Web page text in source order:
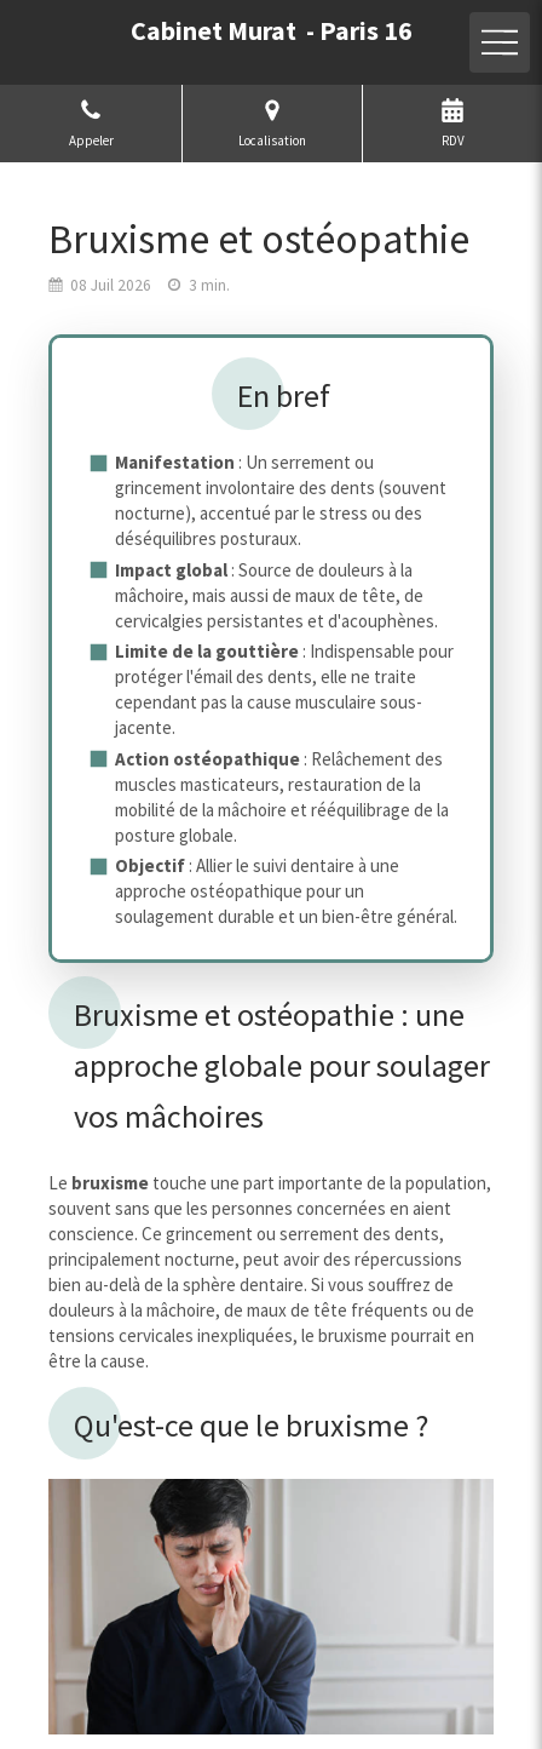
Cabinet Murat - Paris 16
Appeler Localisation RDV
Bruxisme et ostéopathie
08 Juil 2026 3 min.
En bref
Manifestation : Un serrement ou
grincement involontaire des dents (souvent
nocturne), accentué par le stress ou des
déséquilibres posturaux.
Impact global : Source de douleurs à la
mâchoire, mais aussi de maux de tête, de
cervicalgies persistantes et d'acouphènes.
Limite de la gouttière : Indispensable pour
protéger l'émail des dents, elle ne traite
cependant pas la cause musculaire sous-
jacente.
Action ostéopathique : Relâchement des
muscles masticateurs, restauration de la
mobilité de la mâchoire et rééquilibrage de la
posture globale.
Objectif : Allier le suivi dentaire à une
approche ostéopathique pour un
soulagement durable et un bien-être général.
Bruxisme et ostéopathie : une
approche globale pour soulager
vos mâchoires
Le bruxisme touche une part importante de la population,
souvent sans que les personnes concernées en aient
conscience. Ce grincement ou serrement des dents,
principalement nocturne, peut avoir des répercussions
bien au-delà de la sphère dentaire. Si vous souffrez de
douleurs à la mâchoire, de maux de tête fréquents ou de
tensions cervicales inexpliquées, le bruxisme pourrait en
être la cause.
Qu'est-ce que le bruxisme ?